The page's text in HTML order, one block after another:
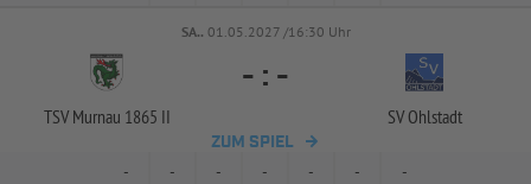
SA.. 01.05.2027 /16:30 Uhr
TSV Murnau 1865 II
- : -
SV Ohlstadt
ZUM SPIEL
- - - - - - -